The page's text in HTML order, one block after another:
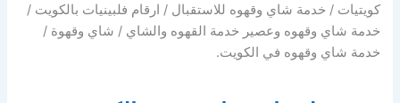
كويتيات / خدمة شاي وقهوه للاستقبال / ارقام فلبينيات بالكويت /
خدمة شاي وقهوه وعصير خدمة القهوه والشاي / شاي وقهوة /
خدمة شاي وقهوه في الكويت.